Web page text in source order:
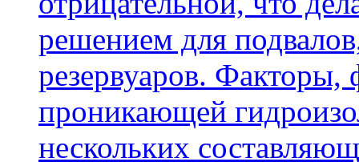
решением для
резервуаров.
проникающей
нескольких